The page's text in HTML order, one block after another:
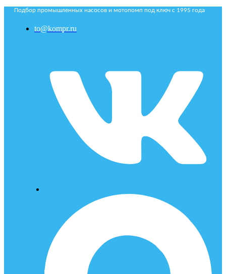
Подбор промышленных насосов и мотопомп под ключ с 1995 года
to@kompr.ru